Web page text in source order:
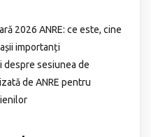
2026 ANRE: ce este, cine
importanți
despre sesiunea de
de ANRE pentru